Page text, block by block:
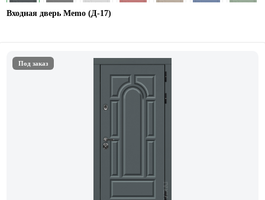
Входная дверь Memo (Д-17)
Под заказ